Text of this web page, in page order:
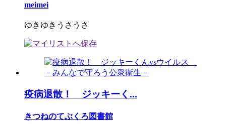
meimei
ゆきゆきうさうさ
疫病退散！ ジッキーく...
きつねのてぶくろ図書館